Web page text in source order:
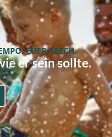
EUER BEECH.
er sein sollte.